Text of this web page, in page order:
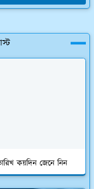
কয়দিন জেনে নিন